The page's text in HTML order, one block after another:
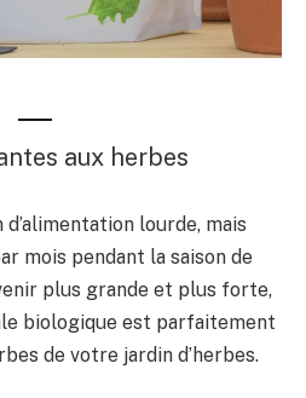
aux herbes
d’alimentation lourde, mais
mois pendant la saison de
plus grande et plus forte,
biologique est parfaitement
de votre jardin d’herbes.